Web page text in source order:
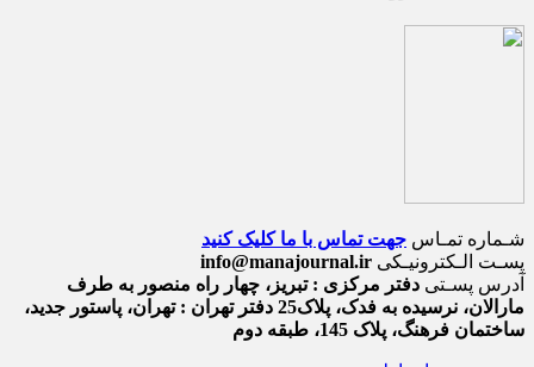
شـماره تمـاس جهت تماس با ما کلیک کنید
پسـت الـکترونیـکی info@manajournal.ir
آدرس پسـتی دفتر مرکزی : تبریز، چهار راه منصور به طرف
مارالان، نرسیده به فدک، پلاک25 دفتر تهران : تهران، پاستور جدید،
ساختمان فرهنگ، پلاک 145، طبقه دوم